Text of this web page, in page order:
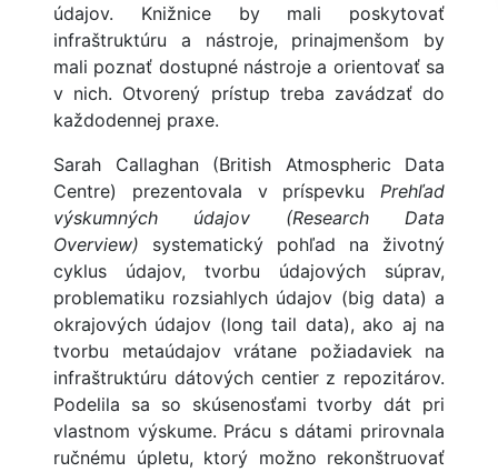
údajov. Knižnice by mali poskytovať
infraštruktúru a nástroje, prinajmenšom by
mali poznať dostupné nástroje a orientovať sa
v nich. Otvorený prístup treba zavádzať do
každodennej praxe.
Sarah Callaghan (British Atmospheric Data
Centre) prezentovala v príspevku Prehľad
výskumných údajov (Research Data
Overview) systematický pohľad na životný
cyklus údajov, tvorbu údajových súprav,
problematiku rozsiahlych údajov (big data) a
okrajových údajov (long tail data), ako aj na
tvorbu metaúdajov vrátane požiadaviek na
infraštruktúru dátových centier z repozitárov.
Podelila sa so skúsenosťami tvorby dát pri
vlastnom výskume. Prácu s dátami prirovnala
ručnému úpletu, ktorý možno rekonštruovať